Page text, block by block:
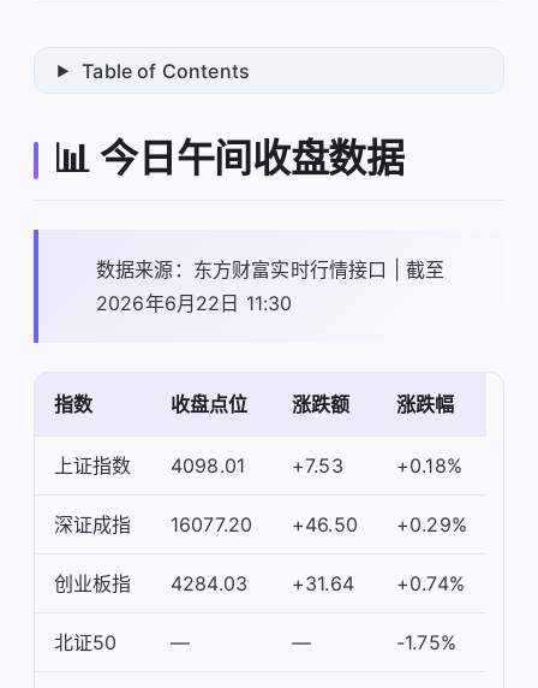
Table of Contents
📊 今日午间收盘数据
数据来源：东方财富实时行情接口 | 截至
2026年6月22日 11:30
指数 收盘点位 涨跌额 涨跌幅
上证指数 4098.01 +7.53 +0.18%
深证成指 16077.20 +46.50 +0.29%
创业板指 4284.03 +31.64 +0.74%
北证50 — — -1.75%